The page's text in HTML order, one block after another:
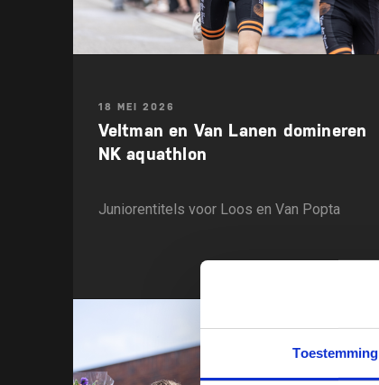
Toestemming
18 MEI 2026
Veltman en Van Lanen domineren
NK aquathlon
Juniorentitels voor Loos en Van Popta